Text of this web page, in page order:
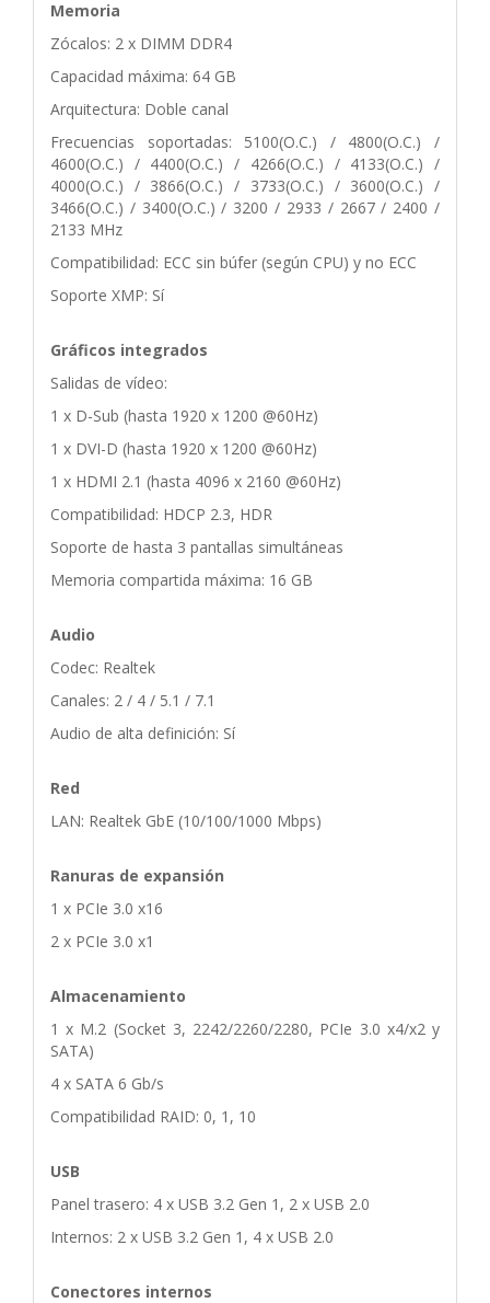
Memoria
Zócalos: 2 x DIMM DDR4
Capacidad máxima: 64 GB
Arquitectura: Doble canal
Frecuencias soportadas: 5100(O.C.) / 4800(O.C.) /
4600(O.C.) / 4400(O.C.) / 4266(O.C.) / 4133(O.C.) /
4000(O.C.) / 3866(O.C.) / 3733(O.C.) / 3600(O.C.) /
3466(O.C.) / 3400(O.C.) / 3200 / 2933 / 2667 / 2400 /
2133 MHz
Compatibilidad: ECC sin búfer (según CPU) y no ECC
Soporte XMP: Sí
Gráficos integrados
Salidas de vídeo:
1 x D-Sub (hasta 1920 x 1200 @60Hz)
1 x DVI-D (hasta 1920 x 1200 @60Hz)
1 x HDMI 2.1 (hasta 4096 x 2160 @60Hz)
Compatibilidad: HDCP 2.3, HDR
Soporte de hasta 3 pantallas simultáneas
Memoria compartida máxima: 16 GB
Audio
Codec: Realtek
Canales: 2 / 4 / 5.1 / 7.1
Audio de alta definición: Sí
Red
LAN: Realtek GbE (10/100/1000 Mbps)
Ranuras de expansión
1 x PCIe 3.0 x16
2 x PCIe 3.0 x1
Almacenamiento
1 x M.2 (Socket 3, 2242/2260/2280, PCIe 3.0 x4/x2 y
SATA)
4 x SATA 6 Gb/s
Compatibilidad RAID: 0, 1, 10
USB
Panel trasero: 4 x USB 3.2 Gen 1, 2 x USB 2.0
Internos: 2 x USB 3.2 Gen 1, 4 x USB 2.0
Conectores internos